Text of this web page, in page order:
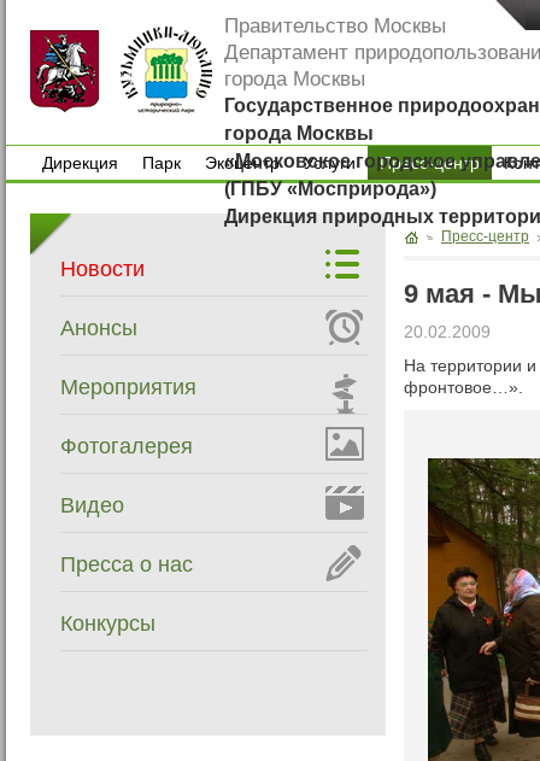
Правительство Москвы
Департамент
города Москвы
Государственное
города Москвы
«Московское городское
(ГПБУ «Мосприрода»)
Дирекция природных
Дирекция
Парк
Экоцентр
Экоцентр
Услуги
Услуги
Пресс-центр
Новости
Анонсы
Мероприятия
Фотогалерея
Видео
Пресса о нас
Конкурсы
Пресс-центр
9 мая -
20.02.2009
На территории
фронтовое…».